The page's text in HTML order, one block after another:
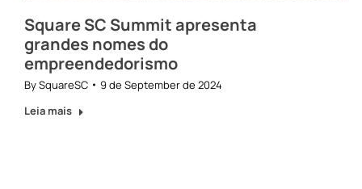
Square SC Summit apresenta
grandes nomes do
empreendedorismo
BySquareSC
9 de September de 2024
Leia mais